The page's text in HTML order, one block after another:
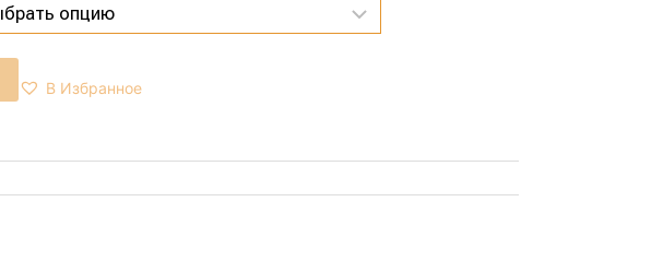
В Избранное